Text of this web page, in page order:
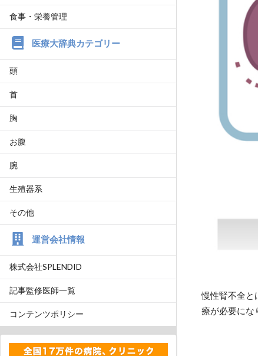
食事・栄養管理
医療大辞典カテゴリー
頭
首
胸
お腹
腕
生殖器系
その他
運営会社情報
株式会社SPLENDID
記事監修医師一覧
コンテンツポリシー
慢性腎不全と
療が必要にな